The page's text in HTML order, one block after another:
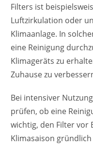
Filters ist
Luftzirkulation oder
Klimaanlage. In
eine Reinigung
Klimageräts zu
Zuhause zu
Bei intensiver
prüfen, ob eine
wichtig, den Filter vor
Klimasaison